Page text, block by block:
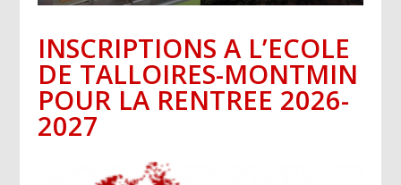
INSCRIPTIONS A L’ECOLE
DE TALLOIRES-MONTMIN
POUR LA RENTREE 2026-
2027